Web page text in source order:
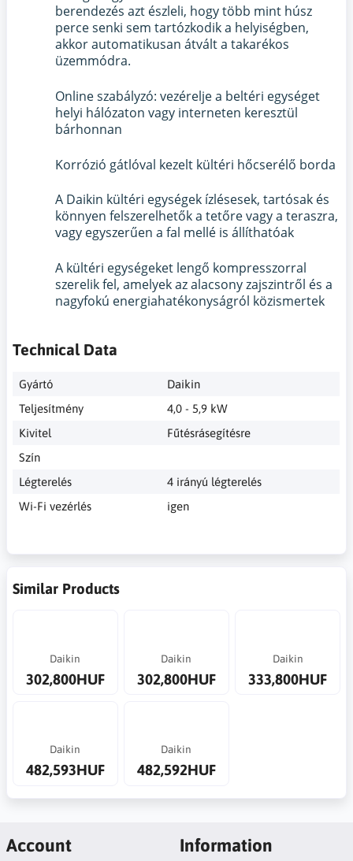
berendezés azt észleli, hogy több mint húsz
perce senki sem tartózkodik a helyiségben,
akkor automatikusan átvált a takarékos
üzemmódra.
Online szabályzó: vezérelje a beltéri egységet
helyi hálózaton vagy interneten keresztül
bárhonnan
Korrózió gátlóval kezelt kültéri hőcserélő borda
A Daikin kültéri egységek ízlésesek, tartósak és
könnyen felszerelhetők a tetőre vagy a teraszra,
vagy egyszerűen a fal mellé is állíthatóak
A kültéri egységeket lengő kompresszorral
szerelik fel, amelyek az alacsony zajszintről és a
nagyfokú energiahatékonyságról közismertek
Technical Data
Gyártó
Daikin
Teljesítmény
4,0 - 5,9 kW
Kivitel
Fűtésrásegítésre
Szín
Légterelés
4 irányú légterelés
Wi-Fi vezérlés
igen
Similar Products
Daikin
302,800HUF
Daikin
302,800HUF
Daikin
333,800HUF
Daikin
482,593HUF
Daikin
482,592HUF
Account Information